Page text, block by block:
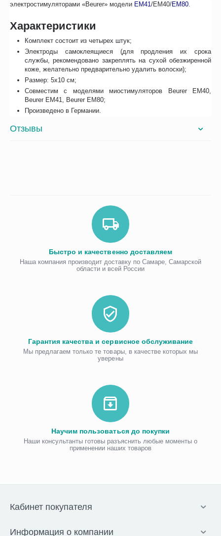
электростимуляторами «Beurer» модели ЕМ41/ЕМ40/ЕМ80.
Характеристики
Комплект состоит из четырех штук;
Электроды самоклеящиеся (для продления их срока
службы, рекомендовано закреплять на сухой обезжиренной
коже, желательно предварительно удалить волоски);
Размер: 5х10 см;
Совместим с моделями миостимуляторов Beurer EM40,
Beurer EM41, Beurer EM80;
Произведено в Германии.
Отзывы
Быстро и качественно доставляем
Наша компания производит доставку по Самаре, Самарской
области и всей России
Гарантия качества и сервисное обслуживание
Мы предлагаем только те товары, в качестве которых мы
уверены
Научим пользоваться до покупки
Наши консультанты готовы разъяснить любые моменты о
применении наших товаров
Кабинет покупателя
Информация о компании